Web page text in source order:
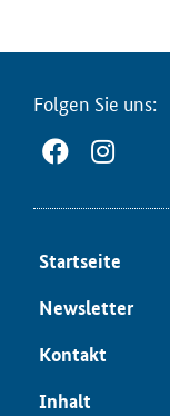
Fol­gen Sie uns:
Start­sei­te
News­let­ter
Kon­takt
In­halt